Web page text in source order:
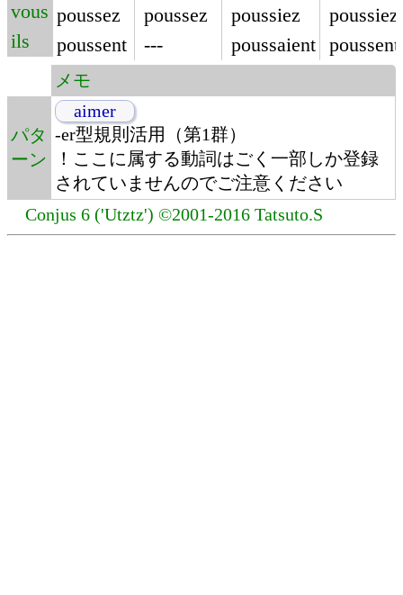
vous
ils
poussez
poussent
poussez
---
poussiez
poussaient
poussiez
poussent
メモ
パタ
ーン
aimer
-er型規則活用（第1群）
！ここに属する動詞はごく一部しか登録
されていませんのでご注意ください
Conjus 6 ('Utztz') ©2001-2016 Tatsuto.S